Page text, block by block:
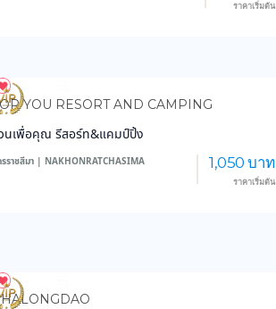
ราคาเริ่มต้น
4,284
YOU RESORT AND CAMPING
นเพื่อคุณ รีสอร์ท&แคมป์ปิ้ง
ราชสีมา | NAKHONRATCHASIMA 1,050 บาท
ราคาเริ่มต้น
6,303